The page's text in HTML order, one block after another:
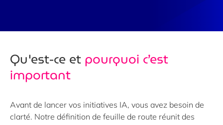
Qu'est-ce et pourquoi c’est
important
Avant de lancer vos initiatives IA, vous avez besoin de
clarté. Notre définition de feuille de route réunit des